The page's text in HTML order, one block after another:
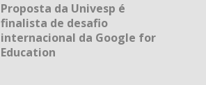
Proposta da Univesp é
finalista de desafio
internacional da Google for
Education